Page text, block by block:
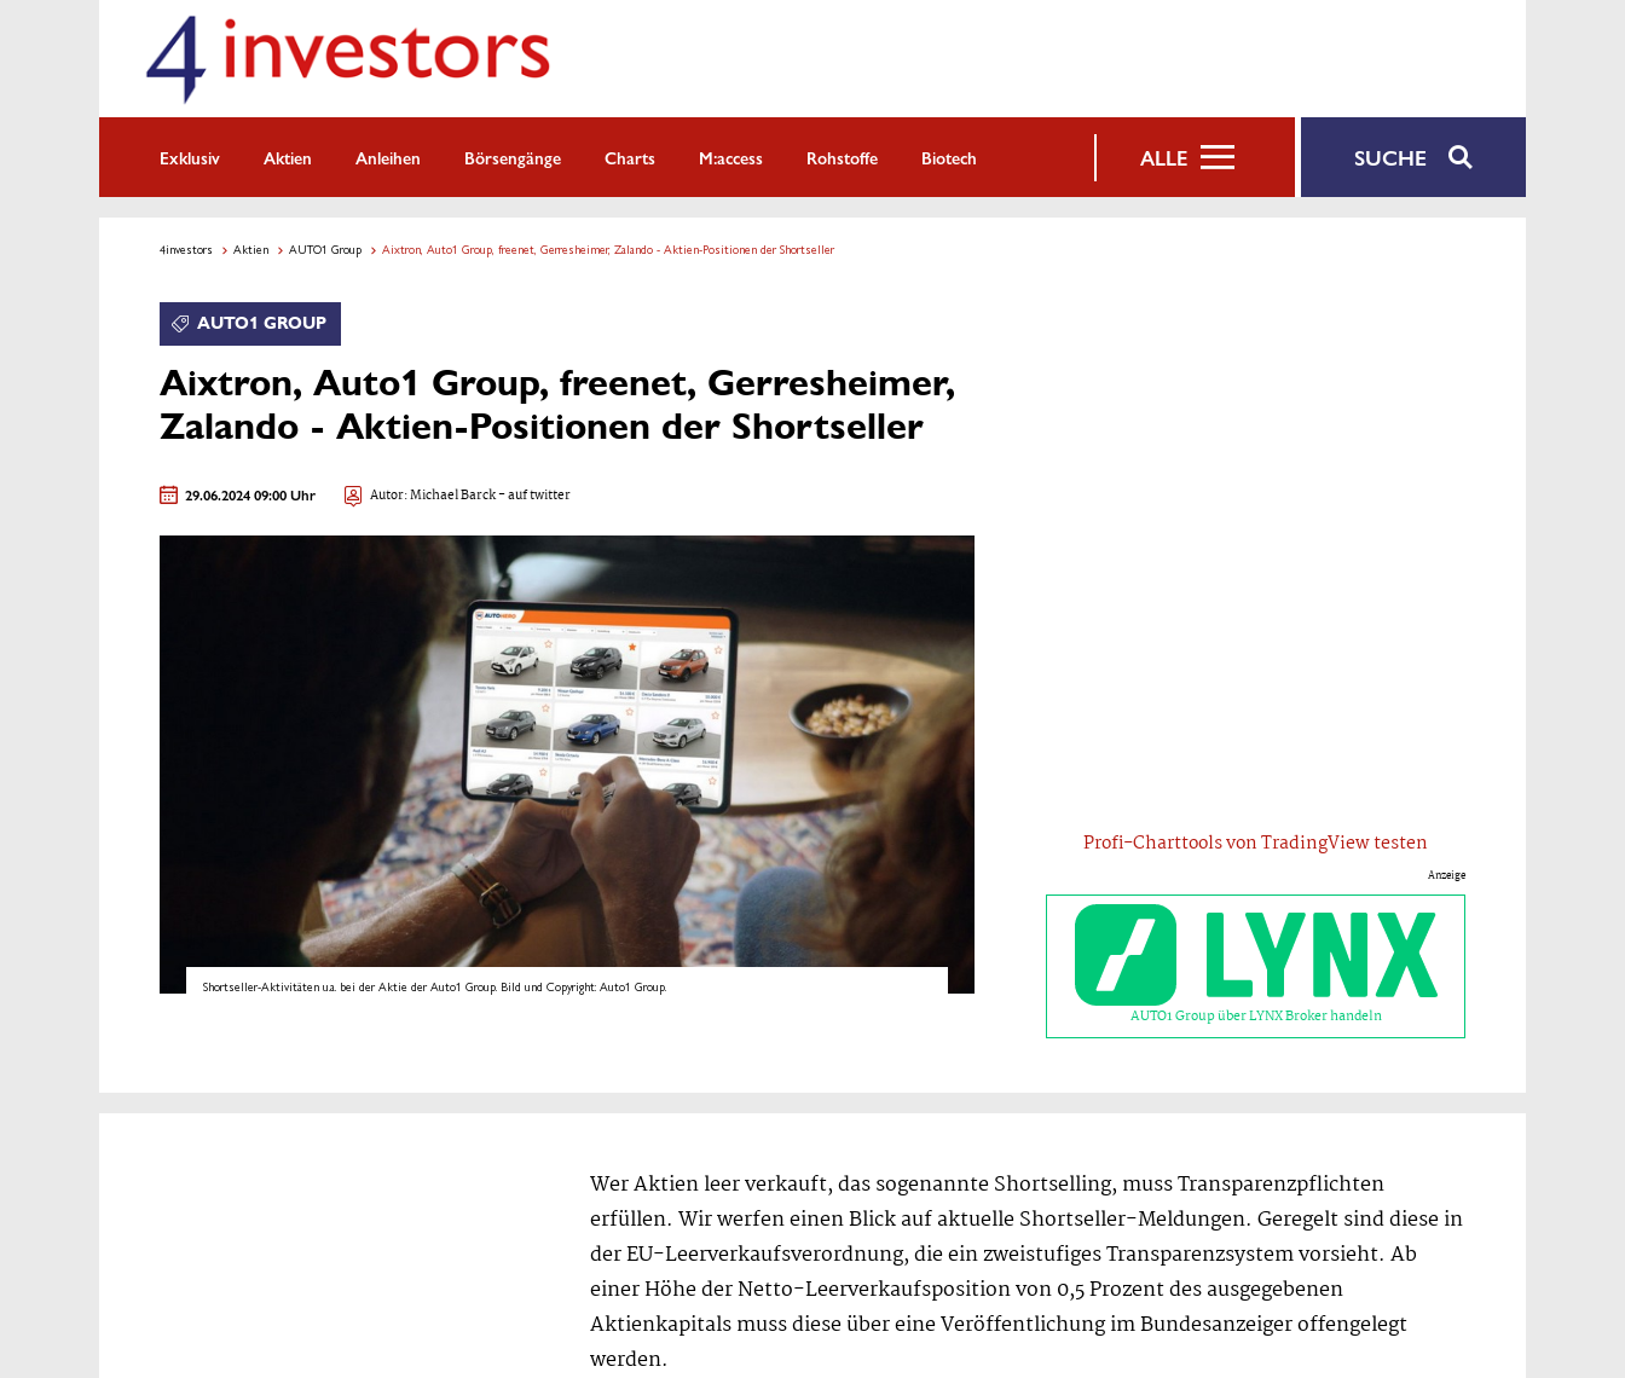
SUCHE
ALLE
Exklusiv Aktien Anleihen Börsengänge Charts M:access Rohstoffe Biotech
4investors Aktien AUTO1 Group Aixtron, Auto1 Group, freenet, Gerresheimer, Zalando - Aktien-Positionen der Shortseller
AUTO1 GROUP
Aixtron, Auto1 Group, freenet, Gerresheimer,
Zalando - Aktien-Positionen der Shortseller
29.06.2024 09:00 Uhr Autor:Michael Barck- auf twitter
Shortseller-Aktivitäten u.a. bei der Aktie der Auto1 Group. Bild und Copyright: Auto1 Group.
Profi-Charttools von TradingView testen
Anzeige
AUTO1 Group über LYNX Broker handeln
Wer Aktien leer verkauft, das sogenannte Shortselling, muss Transparenzpflichten
erfüllen. Wir werfen einen Blick auf aktuelle Shortseller-Meldungen. Geregelt sind diese in
der EU-Leerverkaufsverordnung, die ein zweistufiges Transparenzsystem vorsieht. Ab
einer Höhe der Netto-Leerverkaufsposition von 0,5 Prozent des ausgegebenen
Aktienkapitals muss diese über eine Veröffentlichung im Bundesanzeiger offengelegt
werden.